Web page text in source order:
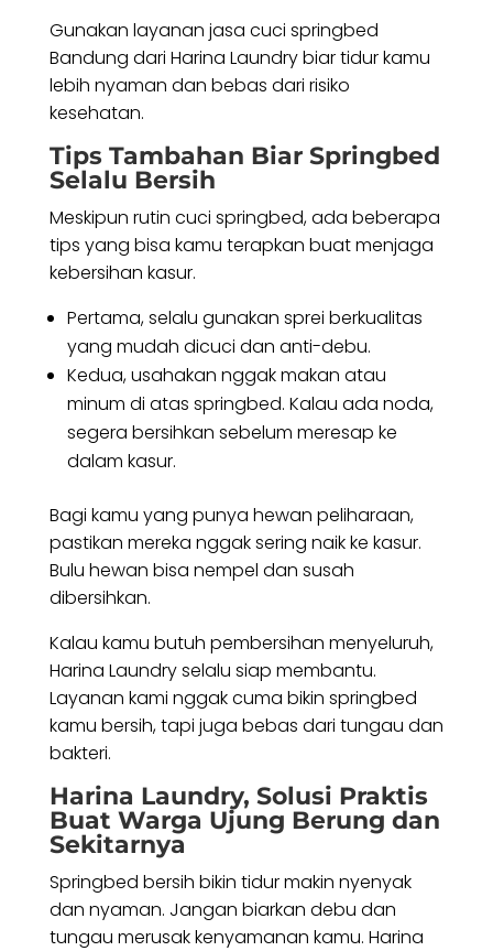
Gunakan layanan jasa cuci springbed
Bandung dari Harina Laundry biar tidur kamu
lebih nyaman dan bebas dari risiko
kesehatan.
Tips Tambahan Biar Springbed
Selalu Bersih
Meskipun rutin cuci springbed, ada beberapa
tips yang bisa kamu terapkan buat menjaga
kebersihan kasur.
Pertama, selalu gunakan sprei berkualitas
yang mudah dicuci dan anti-debu.
Kedua, usahakan nggak makan atau
minum di atas springbed. Kalau ada noda,
segera bersihkan sebelum meresap ke
dalam kasur.
Bagi kamu yang punya hewan peliharaan,
pastikan mereka nggak sering naik ke kasur.
Bulu hewan bisa nempel dan susah
dibersihkan.
Kalau kamu butuh pembersihan menyeluruh,
Harina Laundry selalu siap membantu.
Layanan kami nggak cuma bikin springbed
kamu bersih, tapi juga bebas dari tungau dan
bakteri.
Harina Laundry, Solusi Praktis
Buat Warga Ujung Berung dan
Sekitarnya
Springbed bersih bikin tidur makin nyenyak
dan nyaman. Jangan biarkan debu dan
tungau merusak kenyamanan kamu. Harina